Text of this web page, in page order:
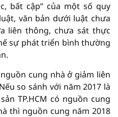
bất cập” của một số quy
văn bản dưới luật chưa
liên thông, chưa sát thực
sự phát triển bình thường
cung nhà ở giảm liên
so sánh với năm 2017 là
TP.HCM có nguồn cung
thì nguồn cung năm 2018